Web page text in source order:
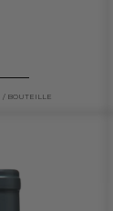
/ BOUTEILLE